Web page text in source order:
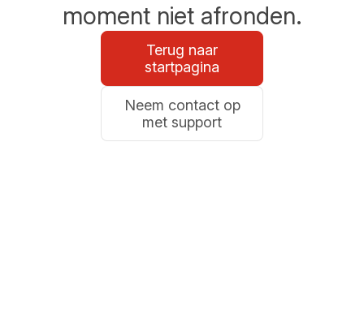
moment niet afronden.
Terug naar
startpagina
Neem contact op
met support